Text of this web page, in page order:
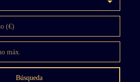
(€)
máx.
Búsqueda